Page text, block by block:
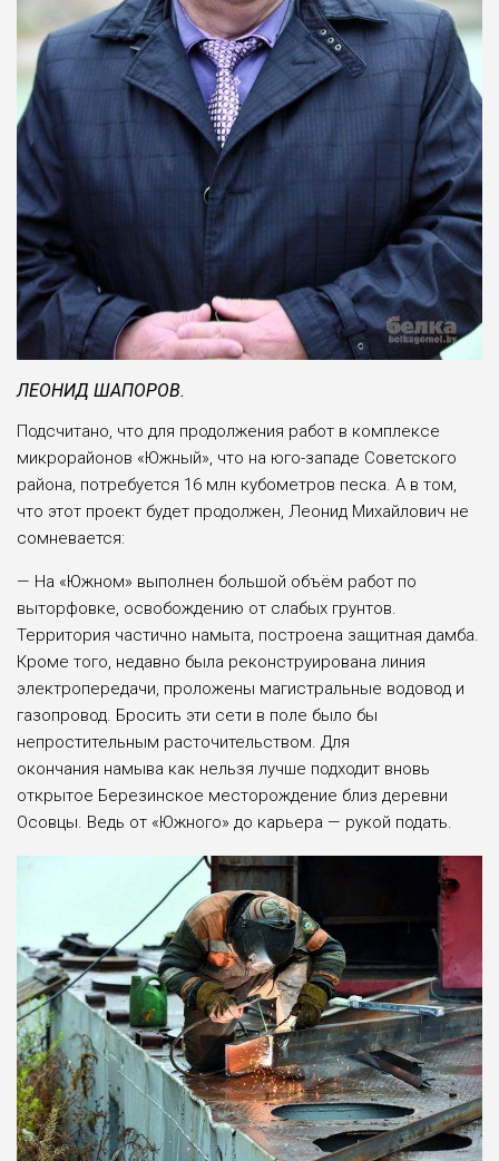
ЛЕОНИД ШАПОРОВ.
Подсчитано, что для продолжения работ в комплексе
микрорайонов «Южный», что на юго-западе Советского
рай­она, потребуется 16 млн кубометров песка. А в том,
что этот проект бу­дет продолжен, Леонид Михайлович не
сомне­вается:
— На «Южном» вы­полнен большой объём работ по
выторфовке, освобождению от слабых грунтов.
Территория ча­стично намыта, построе­на защитная дамба.
Кро­ме того, недавно была реконструирована линия
электропередачи, проло­жены магистральные во­довод и
газопровод. Бро­сить эти сети в поле бы­ло бы
непростительным расточительством. Для
окончания намыва как нельзя лучше под­ходит вновь
открытое Березин­ское месторождение близ деревни
Осовцы. Ведь от «Южного» до карьера — рукой подать.